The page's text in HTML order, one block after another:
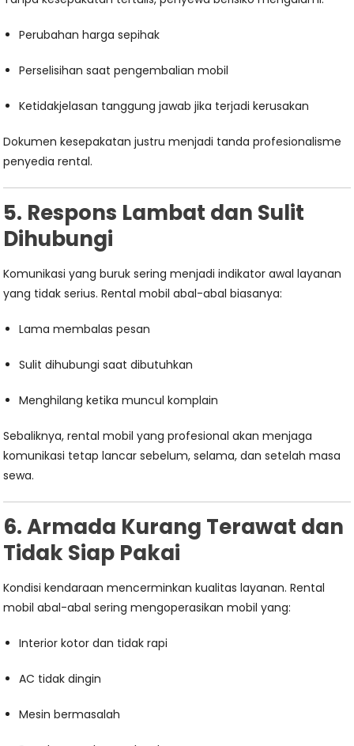
Perubahan harga sepihak
Perselisihan saat pengembalian mobil
Ketidakjelasan tanggung jawab jika terjadi kerusakan
Dokumen kesepakatan justru menjadi tanda profesionalisme
penyedia rental.
5. Respons Lambat dan Sulit
Dihubungi
Komunikasi yang buruk sering menjadi indikator awal layanan
yang tidak serius. Rental mobil abal-abal biasanya:
Lama membalas pesan
Sulit dihubungi saat dibutuhkan
Menghilang ketika muncul komplain
Sebaliknya, rental mobil yang profesional akan menjaga
komunikasi tetap lancar sebelum, selama, dan setelah masa
sewa.
6. Armada Kurang Terawat dan
Tidak Siap Pakai
Kondisi kendaraan mencerminkan kualitas layanan. Rental
mobil abal-abal sering mengoperasikan mobil yang:
Interior kotor dan tidak rapi
AC tidak dingin
Mesin bermasalah